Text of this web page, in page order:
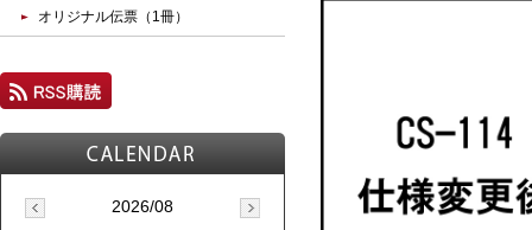
オリジナル伝票（1冊）
2026/08